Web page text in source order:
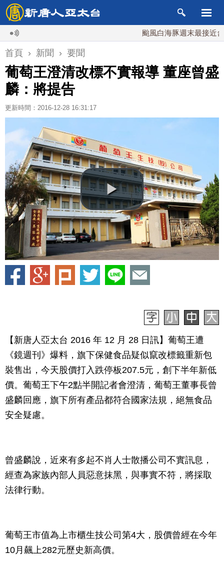
颱風白海豚週末最接近台灣 最
首頁 › 新聞 › 要聞
葡萄王澄清改標不實報導 董座曾盛
麟：將提告
更新時間：2016-12-28 16:31:17
【新唐人亞太台 2016 年 12 月 28 日訊】葡萄王遭
《鏡週刊》爆料，旗下保健食品疑似竄改標籤重新包
裝售出，今天股價打入跌停板207.5元，創下半年新低
價。葡萄王下午2點半開記者會澄清，葡萄王董事長曾
盛麟回應，旗下所有產品都符合國家法規，絕無食品
安全疑慮。
曾盛麟說，近來有多起不肖人士散播公司不實訊息，
經查為家族內部人員惡意抹黑，與事實不符，將採取
法律行動。
葡萄王市值為上市櫃生技公司第4大，股價曾經在今年
10月飆上282元歷史新高價。